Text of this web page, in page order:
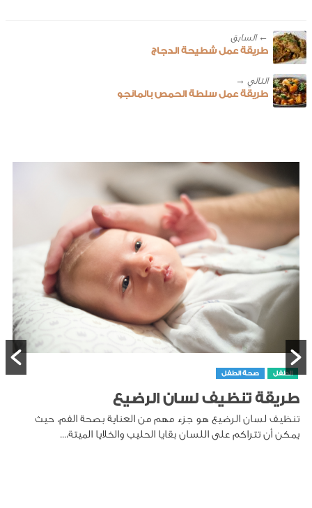
← ‎السابق
طريقة عمل شطيحة الدجاج
طريقة عمل سلطة الحمص بالمانجو
الطفل صحة الطفل
طريقة تنظيف لسان الرضيع
تنظيف لسان الرضيع هو جزء مهم من العناية بصحة الفم، حيث
يمكن أن تتراكم على اللسان بقايا الحليب والخلايا الميتة،...